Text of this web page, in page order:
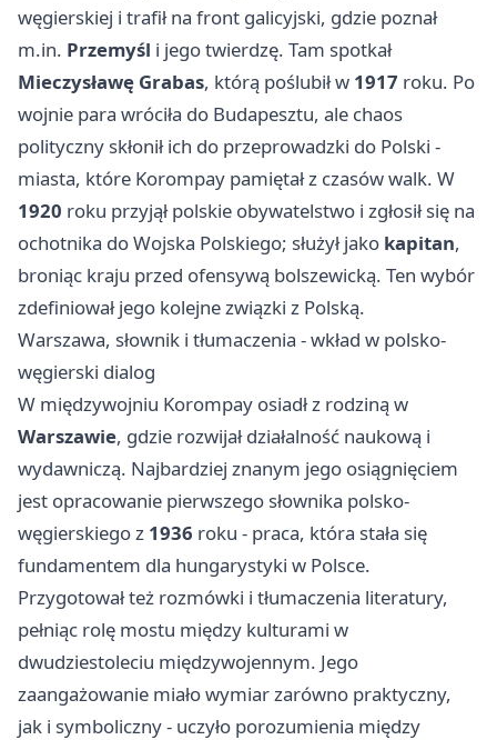
węgierskiej i trafił na front galicyjski, gdzie poznał
m.in. Przemyśl i jego twierdzę. Tam spotkał
Mieczysławę Grabas, którą poślubił w 1917 roku. Po
wojnie para wróciła do Budapesztu, ale chaos
polityczny skłonił ich do przeprowadzki do Polski -
miasta, które Korompay pamiętał z czasów walk. W
1920 roku przyjął polskie obywatelstwo i zgłosił się na
ochotnika do Wojska Polskiego; służył jako kapitan,
broniąc kraju przed ofensywą bolszewicką. Ten wybór
zdefiniował jego kolejne związki z Polską.
Warszawa, słownik i tłumaczenia - wkład w polsko-
węgierski dialog
W międzywojniu Korompay osiadł z rodziną w
Warszawie, gdzie rozwijał działalność naukową i
wydawniczą. Najbardziej znanym jego osiągnięciem
jest opracowanie pierwszego słownika polsko-
węgierskiego z 1936 roku - praca, która stała się
fundamentem dla hungarystyki w Polsce.
Przygotował też rozmówki i tłumaczenia literatury,
pełniąc rolę mostu między kulturami w
dwudziestoleciu międzywojennym. Jego
zaangażowanie miało wymiar zarówno praktyczny,
jak i symboliczny - uczyło porozumienia między